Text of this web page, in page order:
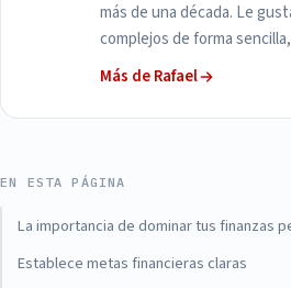
más de una década. Le
complejos de forma
Más de Rafael
EN ESTA PÁGINA
La importancia de dominar tus finanzas
Establece metas financieras claras